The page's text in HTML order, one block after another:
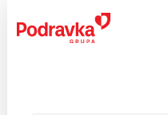
content